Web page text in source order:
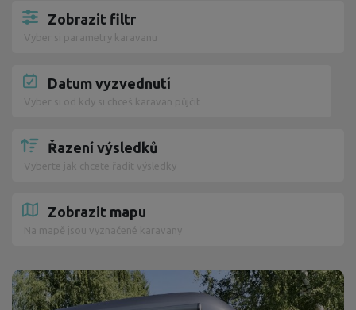
Zobrazit filtr
Vyber si parametry karavanu
Datum vyzvednutí
Vyber si od kdy si chceš karavan půjčit
Řazení výsledků
Vyberte jak chcete řadit výsledky
Zobrazit mapu
Na mapě jsou vyznačené karavany